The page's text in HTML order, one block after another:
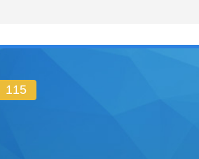
115